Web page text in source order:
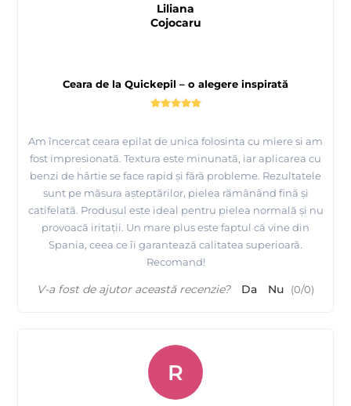
Ceara de la Quickepil – o alegere inspirată
Am încercat ceara epilat de unica folosinta cu miere si am
fost impresionată. Textura este minunată, iar aplicarea cu
benzi de hârtie se face rapid și fără probleme. Rezultatele
sunt pe măsura așteptărilor, pielea rămânând fină și
catifelată. Produsul este ideal pentru pielea normală și nu
provoacă iritații. Un mare plus este faptul că vine din
Spania, ceea ce îi garantează calitatea superioară.
Recomand!
Liliana
Cojocaru
V-a fost de ajutor această recenzie? Da Nu (0/0)
R